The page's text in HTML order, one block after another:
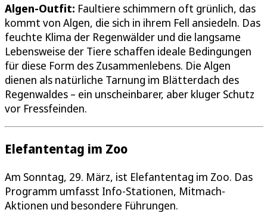
Algen-Outfit: Faultiere schimmern oft grünlich, das
kommt von Algen, die sich in ihrem Fell ansiedeln. Das
feuchte Klima der Regenwälder und die langsame
Lebensweise der Tiere schaffen ideale Bedingungen
für diese Form des Zusammenlebens. Die Algen
dienen als natürliche Tarnung im Blätterdach des
Regenwaldes – ein unscheinbarer, aber kluger Schutz
vor Fressfeinden.
Elefantentag im Zoo
Am Sonntag, 29. März, ist Elefantentag im Zoo. Das
Programm umfasst Info-Stationen, Mitmach-
Aktionen und besondere Führungen.